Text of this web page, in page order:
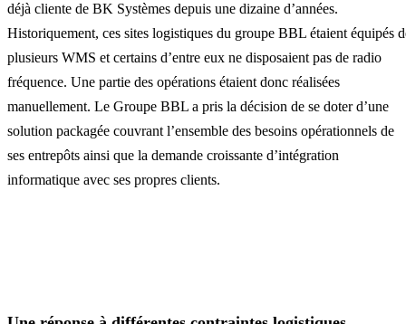
déjà cliente de BK Systèmes depuis une dizaine d’années.
Historiquement, ces sites logistiques du groupe BBL étaient équipés
plusieurs WMS et certains d’entre eux ne disposaient pas de radio
fréquence. Une partie des opérations étaient donc réalisées
manuellement. Le Groupe BBL a pris la décision de se doter d’une
solution packagée couvrant l’ensemble des besoins opérationnels de
ses entrepôts ainsi que la demande croissante d’intégration
informatique avec ses propres clients.